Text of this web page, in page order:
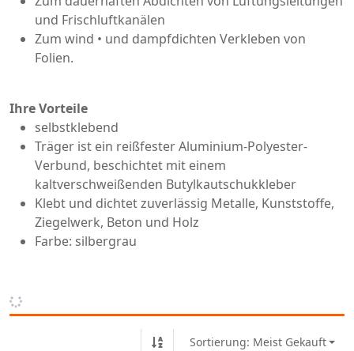
und Frischluftkanälen
Zum wind • und dampfdichten Verkleben von
Folien.
Ihre Vorteile
selbstklebend
Träger ist ein reißfester Aluminium-Polyester-
Verbund, beschichtet mit einem
kaltverschweißenden Butylkautschukkleber
Klebt und dichtet zuverlässig Metalle, Kunststoffe,
Ziegelwerk, Beton und Holz
Farbe: silbergrau
Sortierung: Meist Gekauft